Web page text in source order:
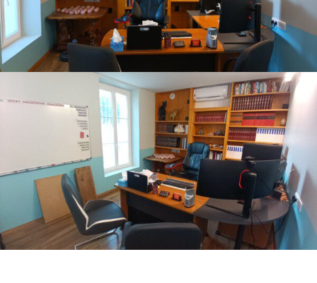
Burn-out et hypnose
Suicide et Hypnose
Angoisses et hypnose
Stress et hypnose
Anxiété et hypnose
3 – Le processus de l’apprentissage
4 – Le processus décisionnel
5 – Savez-vous comment vous pensez ?
6 – Que s’est-il passé pendant que vous dormiez ?